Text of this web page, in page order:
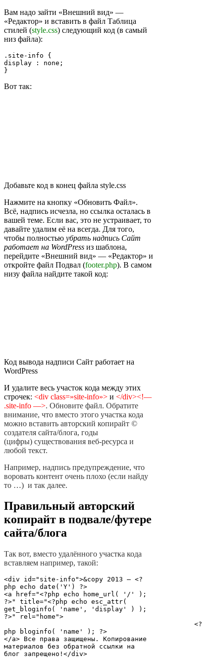
Вам надо зайти «Внешний вид» —
«Редактор» и вставить в файл Таблица
стилей (style.css) следующий код (в самый
низ файла):
.site-info {
display : none;
}
Вот так:
Добавьте код в конец файла style.css
Нажмите на кнопку «Обновить Файл».
Всё, надпись исчезла, но ссылка осталась в
вашей теме. Если вас, это не устраивает, то
давайте удалим её на всегда. Для того,
чтобы полностью убрать надпись Сайт
работает на WordPress из шаблона,
перейдите «Внешний вид» — «Редактор» и
откройте файл Подвал (footer.php). В самом
низу файла найдите такой код:
Код вывода надписи Сайт работает на
WordPress
И удалите весь участок кода между этих
строчек: <div class=»site-info»> и </div><!—
.site-info —>. Обновите файл. Обратите
внимание, что вместо этого участка кода
можно вставить авторский копирайт ©
создателя сайта/блога, годы
(цифры) существования веб-ресурса и
любой текст.
Например, надпись предупреждение, что
воровать контент очень плохо (если найду
то …) и так далее.
Правильный авторский
копирайт в подвале/футере
сайта/блога
Так вот, вместо удалённого участка кода
вставляем например, такой:
<div id="site-info">&copy 2013 — <?
php echo date('Y') ?>
<a href="<?php echo home_url( '/' );
?>" title="<?php echo esc_attr(
get_bloginfo( 'name', 'display' ) );
?>" rel="home">
php bloginfo( 'name' ); ?>
</a> Все права защищены. Копирование
материалов без обратной ссылки на
блог запрещено!</div>